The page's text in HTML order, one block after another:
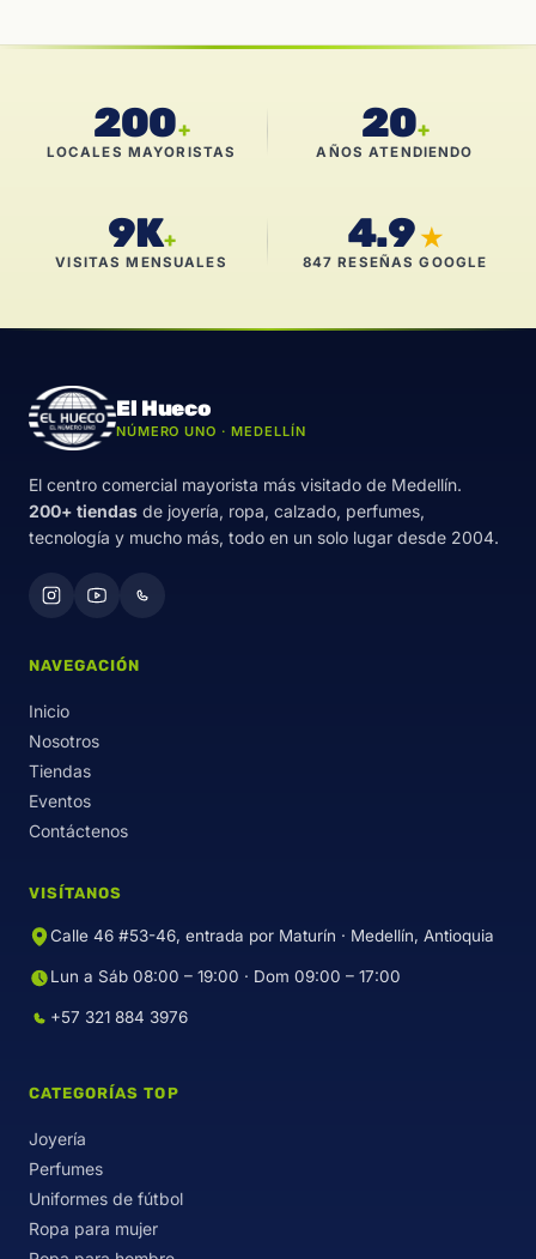
200+
LOCALES MAYORISTAS
20+
AÑOS ATENDIENDO
9K+
VISITAS MENSUALES
4.9 ★
847 RESEÑAS GOOGLE
El Hueco
NÚMERO UNO · MEDELLÍN
El centro comercial mayorista más visitado de Medellín.
200+ tiendas de joyería, ropa, calzado, perfumes,
tecnología y mucho más, todo en un solo lugar desde 2004.
NAVEGACIÓN
Inicio
Nosotros
Tiendas
Eventos
Contáctenos
VISÍTANOS
Calle 46 #53-46, entrada por Maturín · Medellín, Antioquia
Lun a Sáb 08:00 – 19:00 · Dom 09:00 – 17:00
+57 321 884 3976
CATEGORÍAS TOP
Joyería
Perfumes
Uniformes de fútbol
Ropa para mujer